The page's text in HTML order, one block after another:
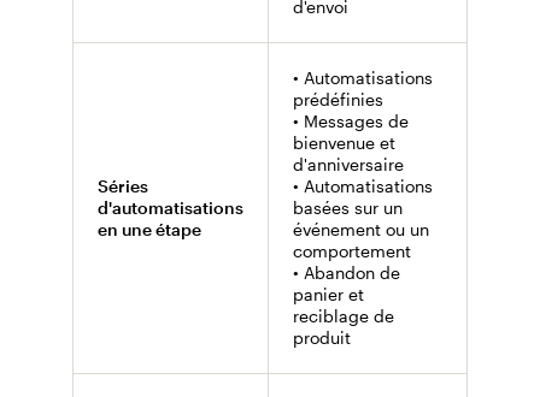
d'envoi
Séries
d'automatisations
en une étape
• Automatisations
prédéfinies
• Messages de
bienvenue et
d'anniversaire
• Automatisations
basées sur un
événement ou un
comportement
• Abandon de
panier et
reciblage de
produit